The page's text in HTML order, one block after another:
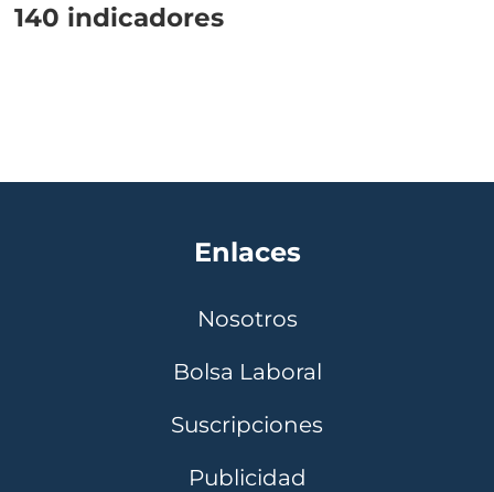
140 indicadores
Enlaces
Nosotros
Bolsa Laboral
Suscripciones
Publicidad